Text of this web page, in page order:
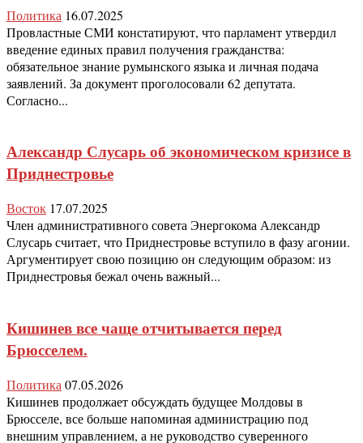
Политика 16.07.2025
Провластные СМИ констатируют, что парламент утвердил
введение единых правил получения гражданства:
обязательное знание румынского языка и личная подача
заявлений. За документ проголосовали 62 депутата.
Согласно...
Александр Слусарь об экономическом кризисе в
Приднестровье
Восток 17.07.2025
Член административного совета Энергокома Александр
Слусарь считает, что Приднестровье вступило в фазу агонии.
Аргументирует свою позицию он следующим образом: из
Приднестровья бежал очень важный...
Кишинев все чаще отчитывается перед
Брюсселем.
Политика 07.05.2026
Кишинев продолжает обсуждать будущее Молдовы в
Брюсселе, все больше напоминая администрацию под
внешним управлением, а не руководство суверенного